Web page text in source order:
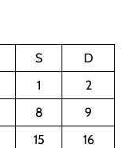
S
D
1
2
8
9
15
16